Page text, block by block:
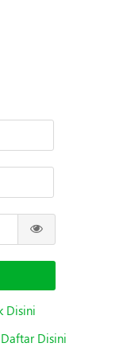
Disini
Daftar Disini